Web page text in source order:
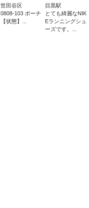
世田谷区
0808-103 ポーチ
【状態】...
目黒駅
とても綺麗なNIK
Eランニングシュ
ーズです。...